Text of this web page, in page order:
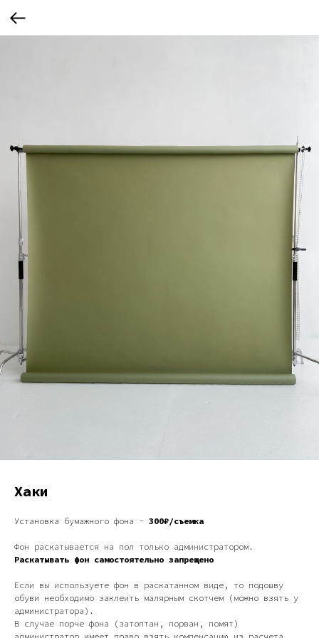
Хаки
Установка бумажного фона - 300₽/съемка
Фон раскатывается на пол только администратором.
Раскатывать фон самостоятельно запрещено
Если вы используете фон в раскатанном виде, то подошву
обуви необходимо заклеить малярным скотчем (можно взять у
администратора).
В случае порче фона (затоптан, порван, помят)